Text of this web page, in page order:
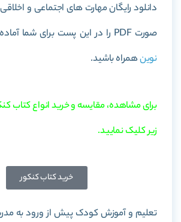
دانلود رایگان مهارت های اجتماعی و
صورت PDF را در این پست برای شما آماده کرده ایم. با
نوینهمراه باشید.
برای مشاهده، مقایسه و خرید انواع کتاب
زیر کلیک نمایید.
خرید کتاب کنکور
تعلیم و آموزش کودک پیش از ورود به